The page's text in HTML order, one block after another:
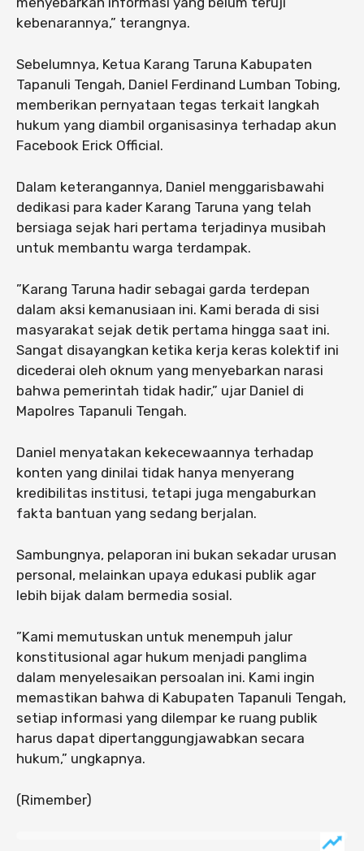
kebenarannya,” terangnya.
Sebelumnya, Ketua Karang Taruna Kabupaten
Tapanuli Tengah, Daniel Ferdinand Lumban Tobing,
memberikan pernyataan tegas terkait langkah
hukum yang diambil organisasinya terhadap akun
Facebook Erick Official.
Dalam keterangannya, Daniel menggarisbawahi
dedikasi para kader Karang Taruna yang telah
bersiaga sejak hari pertama terjadinya musibah
untuk membantu warga terdampak.
​”Karang Taruna hadir sebagai garda terdepan
dalam aksi kemanusiaan ini. Kami berada di sisi
masyarakat sejak detik pertama hingga saat ini.
Sangat disayangkan ketika kerja keras kolektif ini
dicederai oleh oknum yang menyebarkan narasi
bahwa pemerintah tidak hadir,” ujar Daniel di
Mapolres Tapanuli Tengah.
Daniel menyatakan kekecewaannya terhadap
konten yang dinilai tidak hanya menyerang
kredibilitas institusi, tetapi juga mengaburkan
fakta bantuan yang sedang berjalan.
Sambungnya, pelaporan ini bukan sekadar urusan
personal, melainkan upaya edukasi publik agar
lebih bijak dalam bermedia sosial.
​”Kami memutuskan untuk menempuh jalur
konstitusional agar hukum menjadi panglima
dalam menyelesaikan persoalan ini. Kami ingin
memastikan bahwa di Kabupaten Tapanuli Tengah,
setiap informasi yang dilempar ke ruang publik
harus dapat dipertanggungjawabkan secara
hukum,” ungkapnya.
(Rimember)